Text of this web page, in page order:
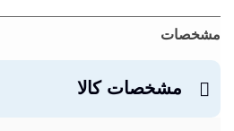
مشخصات
مشخصات کالا